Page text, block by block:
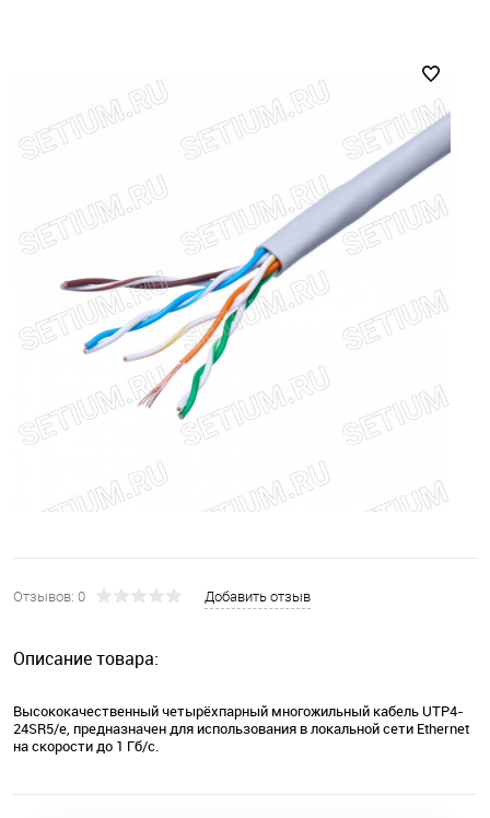
Отзывов: 0 Добавить отзыв
Описание товара:
Высококачественный четырёхпарный многожильный кабель UTP4-
24SR5/e, предназначен для использования в локальной сети Ethernet
на скорости до 1 Гб/с.